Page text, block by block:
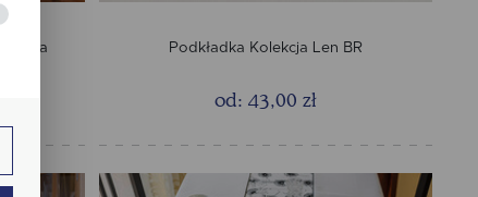
Podkładka Kolekcja Len BR
od: 43,00 zł